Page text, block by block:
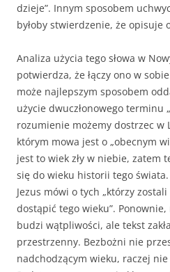
dzieje”. Innym sposobem
byłoby stwierdzenie, że opisuje
Analiza użycia tego słowa w
potwierdza, że łączy ono w
może najlepszym sposobem
użycie dwuczłonowego terminu
rozumienie możemy dostrzec w
którym mowa jest o „obecnym
jest to wiek zły w niebie, zatem
się do wieku historii tego świata.
Jezus mówi o tych „którzy
dostąpić tego wieku”.
budzi wątpliwości, ale tekst
przestrzenny. Bezbożni nie
nadchodzącym wieku, raczej